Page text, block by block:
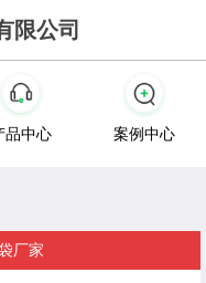
限公司
品中心 案例中心
厂家